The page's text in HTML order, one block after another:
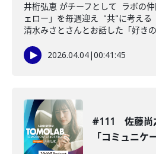
井桁弘恵 がチーフとして ラボの
ェロー」を毎週迎え "共"に考え
清水みさとさんとお話した「好き
2026.04.04|00:41:45
#111 佐藤尚
「コミュニケ